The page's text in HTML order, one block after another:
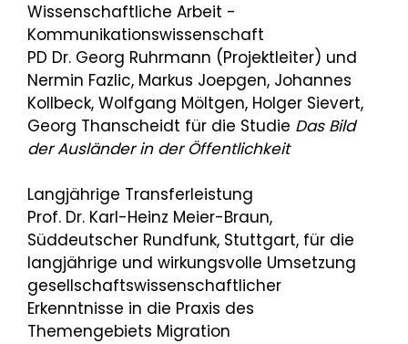
Wissenschaftliche Arbeit -
Kommunikationswissenschaft
PD Dr. Georg Ruhrmann (Projektleiter) und
Nermin Fazlic, Markus Joepgen, Johannes
Kollbeck, Wolfgang Möltgen, Holger Sievert,
Georg Thanscheidt für die Studie Das Bild
der Ausländer in der Öffentlichkeit
Langjährige Transferleistung
Prof. Dr. Karl-Heinz Meier-Braun,
Süddeutscher Rundfunk, Stuttgart, für die
langjährige und wirkungsvolle Umsetzung
gesellschaftswissenschaftlicher
Erkenntnisse in die Praxis des
Themengebiets Migration